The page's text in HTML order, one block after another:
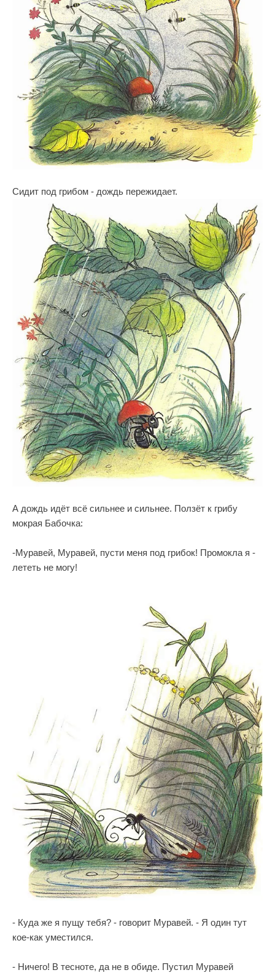
Сидит под грибом - дождь пережидает.
А дождь идёт всё сильнее и сильнее. Ползёт к грибу
мокрая Бабочка:
-Муравей, Муравей, пусти меня под грибок! Промокла я -
лететь не могу!
- Куда же я пущу тебя? - говорит Муравей. - Я один тут
кое-как уместился.
- Ничего! В тесноте, да не в обиде. Пустил Муравей